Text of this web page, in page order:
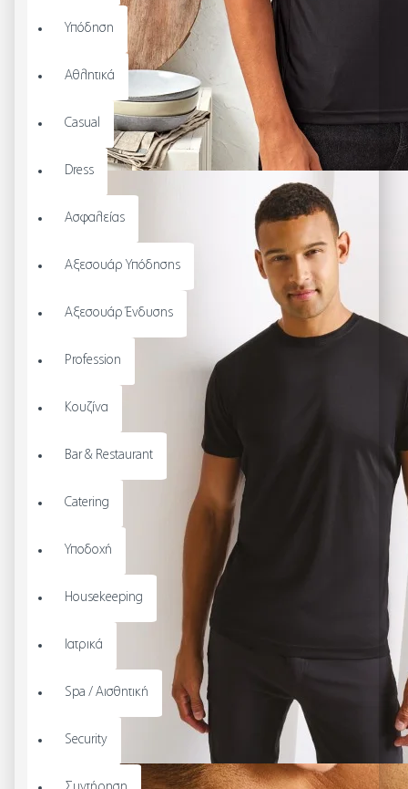
Υπόδηση
Αθλητικά
Casual
Dress
Ασφαλείας
Αξεσουάρ Υπόδησης
Αξεσουάρ Ένδυσης
Profession
Κουζίνα
Bar & Restaurant
Catering
Υποδοχή
Housekeeping
Ιατρικά
Spa / Αισθητική
Security